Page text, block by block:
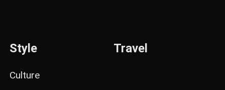
Style
Culture
Travel